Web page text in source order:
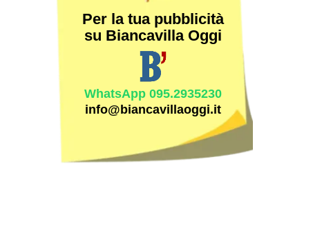
Per la tua pubblicità
su Biancavilla Oggi
WhatsApp 095.2935230
info@biancavillaoggi.it